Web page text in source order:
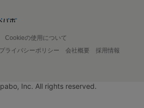
Cookieの使用について
プライバシーポリシー 会社概要
採用情報
Inc. All rights reserved.